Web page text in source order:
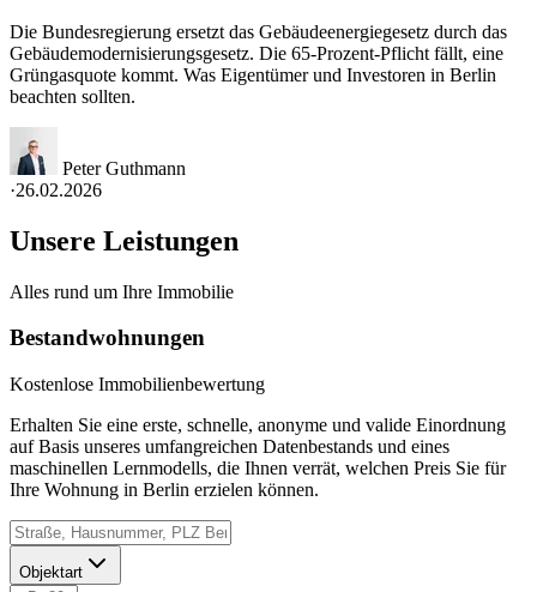
Die Bundesregierung ersetzt das Gebäudeenergiegesetz durch das
Gebäudemodernisierungsgesetz. Die 65-Prozent-Pflicht fällt, eine
Grüngasquote kommt. Was Eigentümer und Investoren in Berlin
beachten sollten.
Peter Guthmann
·26.02.2026
Unsere Leistungen
Alles rund um Ihre Immobilie
Bestandwohnungen
Kostenlose Immobilienbewertung
Erhalten Sie eine erste, schnelle, anonyme und valide Einordnung
auf Basis unseres umfangreichen Datenbestands und eines
maschinellen Lernmodells, die Ihnen verrät, welchen Preis Sie für
Ihre Wohnung in Berlin erzielen können.
Objektart